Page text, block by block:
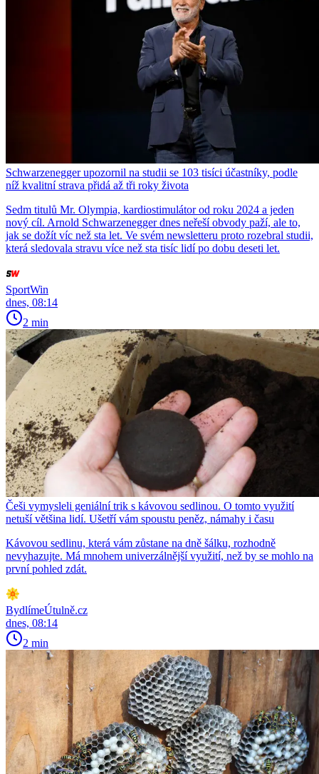
Schwarzenegger upozornil na studii se 103 tisíci účastníky, podle
níž kvalitní strava přidá až tři roky života
Sedm titulů Mr. Olympia, kardiostimulátor od roku 2024 a jeden
nový cíl. Arnold Schwarzenegger dnes neřeší obvody paží, ale to,
jak se dožít víc než sta let. Ve svém newsletteru proto rozebral studii,
která sledovala stravu více než sta tisíc lidí po dobu deseti let.
SportWin
dnes, 08:14
2 min
Češi vymysleli geniální trik s kávovou sedlinou. O tomto využití
netuší většina lidí. Ušetří vám spoustu peněz, námahy i času
Kávovou sedlinu, která vám zůstane na dně šálku, rozhodně
nevyhazujte. Má mnohem univerzálnější využití, než by se mohlo na
první pohled zdát.
BydlímeÚtulně.cz
dnes, 08:14
2 min